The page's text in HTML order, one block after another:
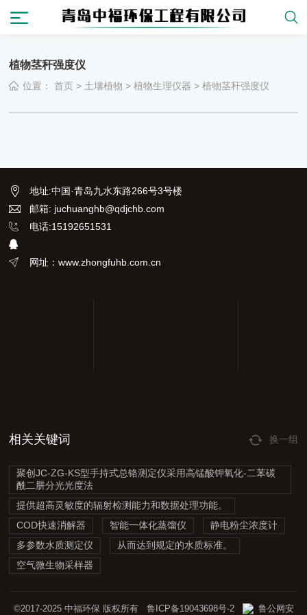
植物茎秆强度仪
位置：首页 > 土壤植物 >植物生理仪器 >植物茎秆强度仪
地址:中国·青岛九水东路266号3号楼
邮箱: juchuanghb@qdjchb.com
电话:15192651531
网址：www.zhongfuhb.com.cn
相关关键词 换一组
聚创JC-ZG-KS型手持式总铬测定仪采用高锰酸钾氧化-二苯碳
酰二肼分光光度法
提供超高灵敏度的辐射检测能力和数据处理功能。
COD快速消解器
智能一体化蒸馏仪
静电粉尘浓度计
多参数水质测定仪
从而达到规定的水质标准。
空气微生物采样器
©2017-2025 中福环保 版权所有 鲁ICP备19043698号-2 鲁公网安